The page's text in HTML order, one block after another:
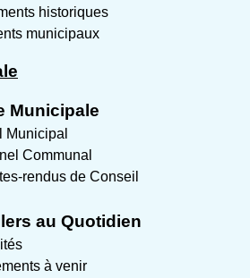
historiques
municipaux
Municipale
Municipal
Communal
rendus de Conseil
au Quotidien
à venir